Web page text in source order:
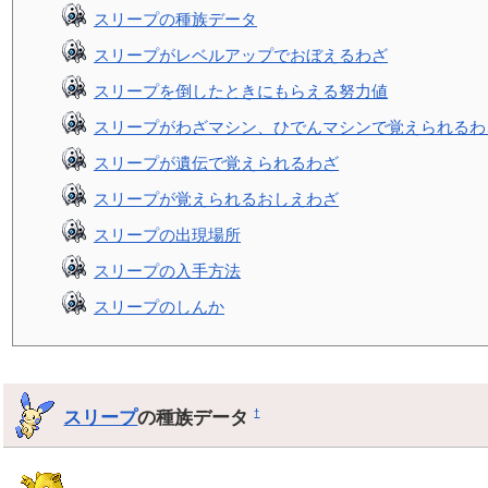
スリープの種族データ
スリープがレベルアップでおぼえるわざ
スリープを倒したときにもらえる努力値
スリープがわざマシン、ひでんマシンで覚えられる
スリープが遺伝で覚えられるわざ
スリープが覚えられるおしえわざ
スリープの出現場所
スリープの入手方法
スリープのしんか
スリープの種族データ†